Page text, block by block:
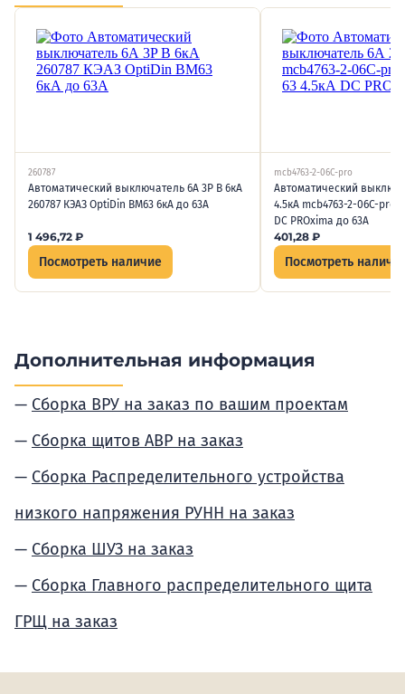
260787
Автоматический выключатель 6А 3P B 6кА
260787 КЭАЗ OptiDin BM63 6кА до 63А
1 496,72 ₽
Посмотреть наличие
mcb4763-2-06C-pro
Автоматический
4.5кА mcb4763-2-06C-pro
DC PROxima до 63А
401,28 ₽
Посмотреть
Дополнительная информация
Сборка ВРУ на заказ по вашим проектам
Сборка щитов АВР на заказ
Сборка Распределительного устройства
низкого напряжения РУНН на заказ
Сборка ШУЗ на заказ
Сборка Главного распределительного щита
ГРЩ на заказ